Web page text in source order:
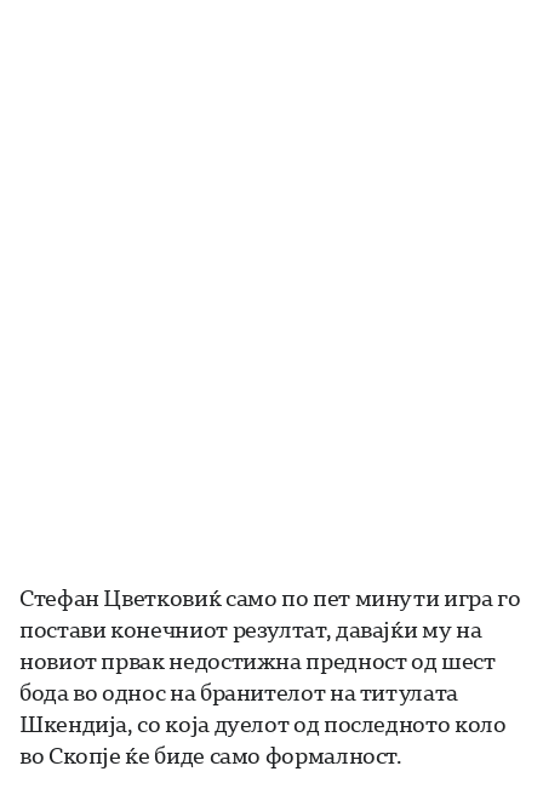
Стефан Цветковиќ само по пет минути игра го
постави конечниот резултат, давајќи му на
новиот првак недостижна предност од шест
бода во однос на бранителот на титулата
Шкендија, со која дуелот од последното коло
во Скопје ќе биде само формалност.